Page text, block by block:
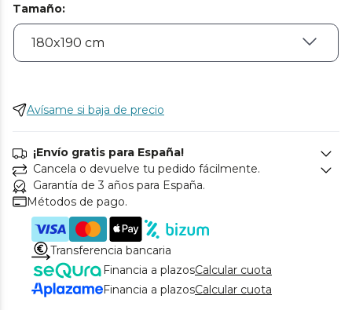
Tamaño:
Avísame si baja de precio
¡Envío gratis para España!
Cancela o devuelve tu pedido fácilmente.
Garantía de 3 años para España.
Métodos de pago.
Transferencia bancaria
Financia a plazosCalcular cuota
Financia a plazosCalcular cuota